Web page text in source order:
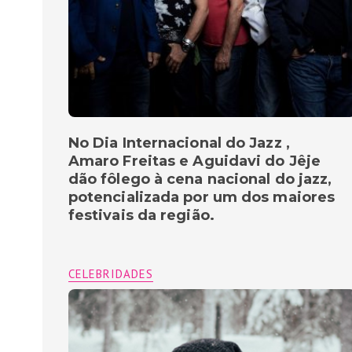
No Dia Internacional do Jazz ,
Amaro Freitas e Aguidavi do Jêje
dão fôlego à cena nacional do jazz,
potencializada por um dos maiores
festivais da região.
CELEBRIDADES